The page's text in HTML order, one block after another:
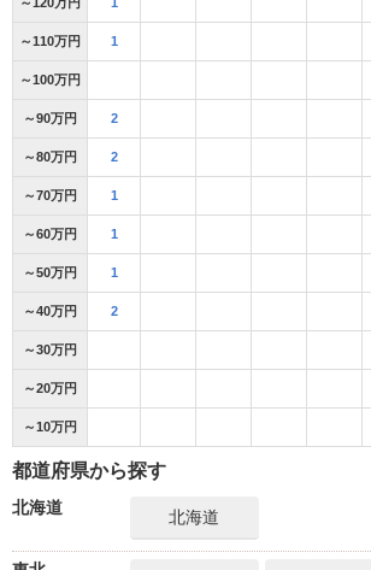
～110万円 1
～100万円
～90万円 2
～80万円 2
～70万円 1
～60万円 1
～50万円 1
～40万円 2
～30万円
～20万円
～10万円
都道府県から探す
北海道 北海道